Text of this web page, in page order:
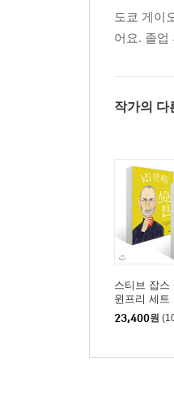
도쿄 게이
어요. 졸업
작가의 다
스티브 잡스
윈프리 세트
23,400원